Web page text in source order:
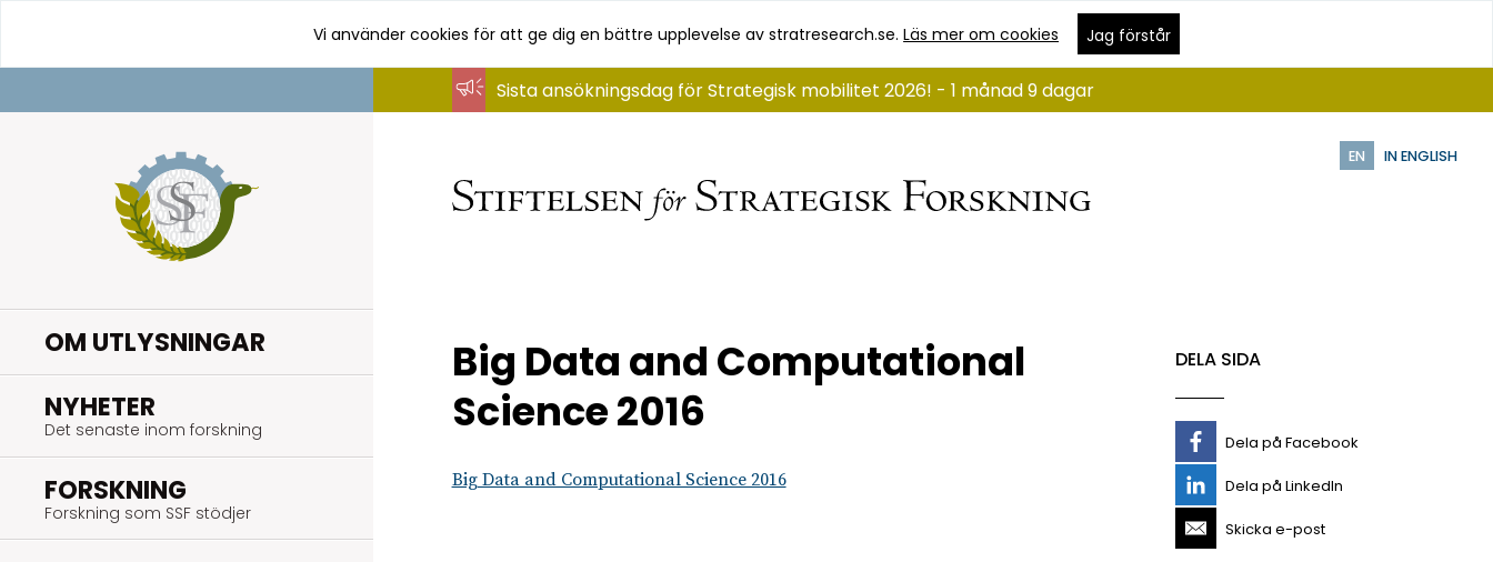
innehåll
Vi använder cookies för att ge dig en bättre upplevelse av stratresearch.se.Läs mer om cookies Jag förstår
EN IN ENGLISH
OM UTLYSNINGAR
NYHETER
Det senaste inom forskning
FORSKNING
Forskning som SSF stödjer
Sista ansökningsdag för Strategisk mobilitet 2026! - 1 månad 9 dagar
Big Data and Computational
Science 2016
Big Data and Computational Science 2016
DELA SIDA
Dela på Facebook
Dela på LinkedIn
Skicka e-post